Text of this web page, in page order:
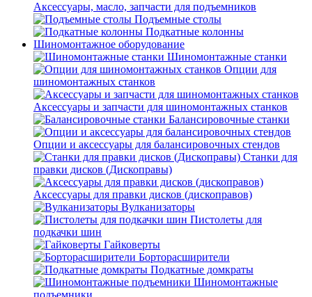
Аксессуары, масло, запчасти для подъемников
Подъемные столы
Подкатные колонны
Шиномонтажное оборудование
Шиномонтажные станки
Опции для
шиномонтажных станков
Аксессуары и запчасти для шиномонтажных станков
Балансировочные станки
Опции и аксессуары для балансировочных стендов
Станки для
правки дисков (Дископравы)
Аксессуары для правки дисков (дископравов)
Вулканизаторы
Пистолеты для
подкачки шин
Гайковерты
Борторасширители
Подкатные домкраты
Шиномонтажные
подъемники